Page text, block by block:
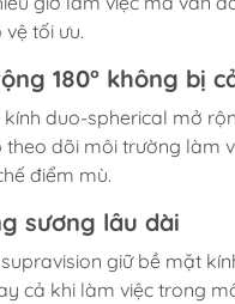
tối ưu.
180° không bị
duo-spherical mở
theo dõi môi trường làm
điểm mù.
sương lâu dài
giữ bề mặt
cả khi làm việc trong